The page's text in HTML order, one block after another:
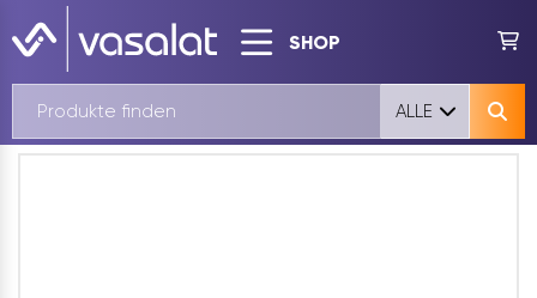
SHOP
ALLE